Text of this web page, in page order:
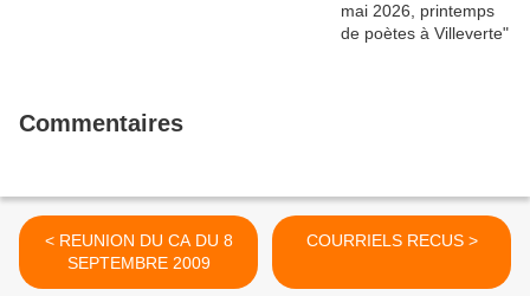
Commentaires
< REUNION DU CA DU 8
SEPTEMBRE 2009
COURRIELS RECUS >